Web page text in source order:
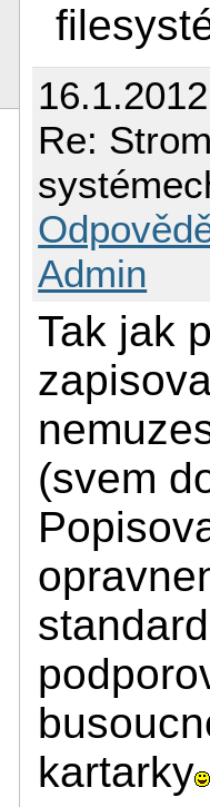
Re:
Admin
Tak jak
(svem
kartarky